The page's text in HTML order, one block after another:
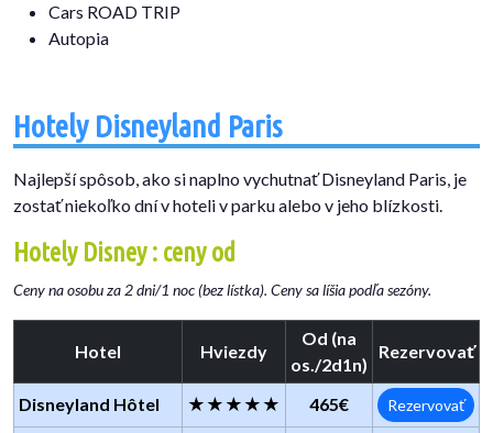
Cars ROAD TRIP
Autopia
Hotely Disneyland Paris
Najlepší spôsob, ako si naplno vychutnať Disneyland Paris, je
zostať niekoľko dní v hoteli v parku alebo v jeho blízkosti.
Hotely Disney : ceny od
Ceny na osobu za 2 dni/1 noc (bez lístka). Ceny sa líšia podľa sezóny.
Hotel Hviezdy
Od (na
os./2d1n)
Rezervovať
Disneyland Hôtel ★★★★★ 465€ Rezervovať